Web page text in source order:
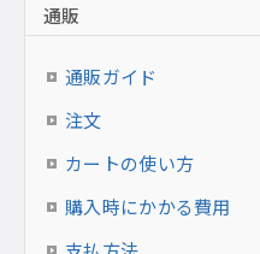
通販
通販ガイド
注文
カートの使い方
購入時にかかる費用